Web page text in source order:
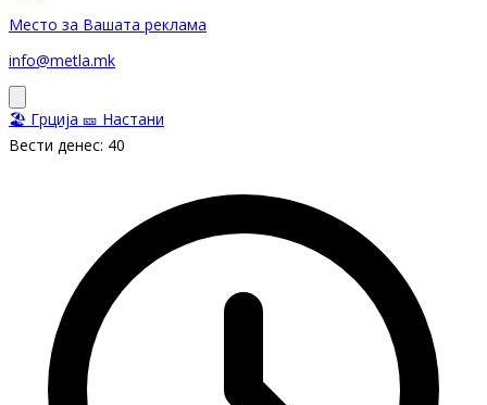
Место за Вашата реклама
info@metla.mk
🏖️ Грција 🎫 Настани
Вести денес: 40